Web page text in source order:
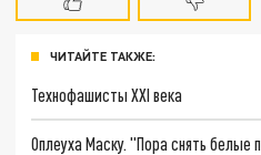
ЧИТАЙТЕ ТАКЖЕ:
Технофашисты XXI века
Оплеуха Маску. "Пора снять белые